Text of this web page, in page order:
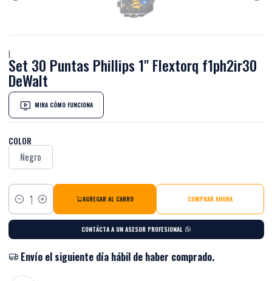
|
Set 30 Puntas Phillips 1" Flextorq f1ph2ir30
DeWalt
MIRA CÓMO FUNCIONA
COLOR
Negro
Cantidad
AGREGAR AL CARRO COMPRAR AHORA
CONTÁCTA A UN ASESOR PROFESIONAL
Envío el siguiente día hábil de haber comprado.